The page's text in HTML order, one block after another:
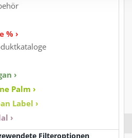
% ›
›
Palm ›
Label ›
›
Filteroptionen